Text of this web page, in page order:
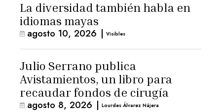
La diversidad también habla en
idiomas mayas
agosto 10, 2026 | Visibles
Julio Serrano publica
Avistamientos, un libro para
recaudar fondos de cirugía
agosto 8, 2026 | Lourdes Álvarez Nájera